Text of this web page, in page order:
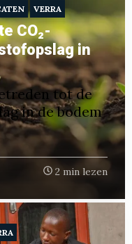
VERRA
CO₂-
in
tot de
in de bodem
2 min lezen